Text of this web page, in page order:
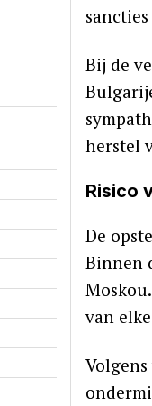
Bij de
herstel
Risico
De
Binnen
van